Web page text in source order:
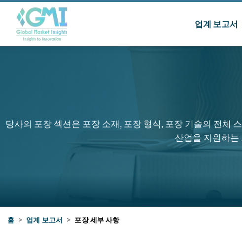
업계 보고서
당사의 포장 섹션은 포장 소재, 포장 형식, 포장 기술의 전체
산업을 지원하는
홈 > 업계 보고서 > 포장 세부 사항